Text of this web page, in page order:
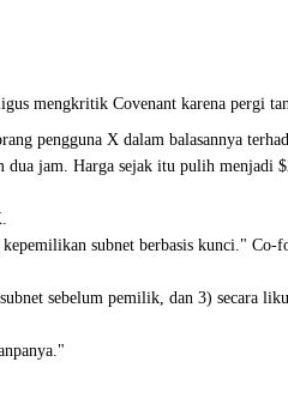
mengkritik Covenant karena pergi
pengguna X dalam balasannya
dua jam. Harga sejak itu pulih menjadi
subnet berbasis kunci." Co-
sebelum pemilik, dan 3) secara